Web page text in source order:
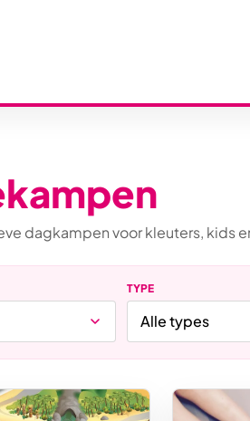
dagkampen voor kleuters, kids
TYPE